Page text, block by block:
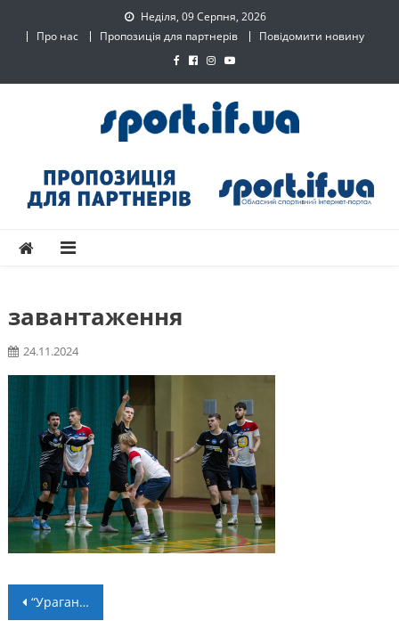
Неділя, 09 Серпня, 2026
Про нас
Пропозиція для партнерів Повідомити новину
SPORT.IF.UA – Обласний
спортивний інтернет-
завантаження
24.11.2024
Навігація
“Ураган” переміг “in.IT”